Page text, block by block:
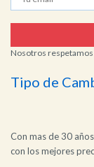
Nosotros respetamos
Tipo de
Con mas de 30
con los mejores